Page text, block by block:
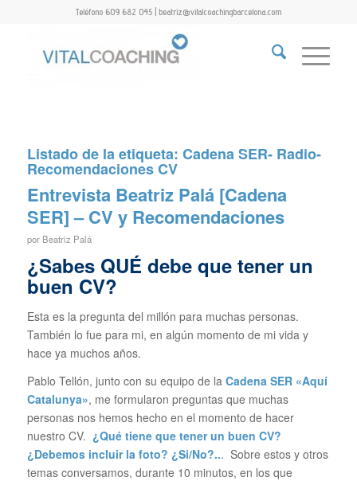
Teléfono 609 682 045 | beatriz@vitalcoachingbarcelona.com
Listado de la etiqueta: Cadena SER- Radio-
Recomendaciones CV
Entrevista Beatriz Palá [Cadena
SER] – CV y Recomendaciones
por Beatriz Palá
¿Sabes QUÉ debe que tener un
buen CV?
Esta es la pregunta del millón para muchas personas.
También lo fue para mi, en algún momento de mi vida y
hace ya muchos años.
Pablo Tellón, junto con su equipo de la Cadena SER «Aquí
Catalunya», me formularon preguntas que muchas
personas nos hemos hecho en el momento de hacer
nuestro CV. ¿Qué tiene que tener un buen CV?
¿Debemos incluir la foto? ¿Si/No?... Sobre estos y otros
temas conversamos, durante 10 minutos, en los que